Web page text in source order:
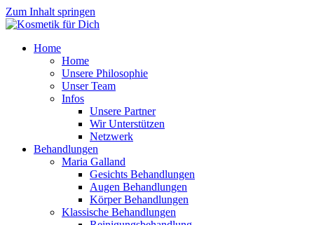
Zum Inhalt springen
Home
Home
Unsere Philosophie
Unser Team
Infos
Unsere Partner
Wir Unterstützen
Netzwerk
Behandlungen
Maria Galland
Gesichts Behandlungen
Augen Behandlungen
Körper Behandlungen
Klassische Behandlungen